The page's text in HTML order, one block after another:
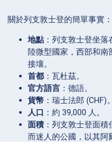
關於列支敦士登的簡單事實：
地點 ：列支敦士登坐
陸微型國家，西部和南
接壤。
首都 ：瓦杜茲。
官方語言 ：德語。
貨幣 ：瑞士法郎 (CHF)。
人口 ：約 39,000 人。
面積 ：列支敦士登面
而迷人的公國，以其阿